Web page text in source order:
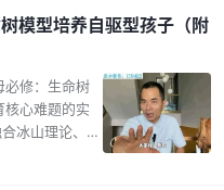
小男孩的不是，一边决定以后
便号召其他家具一起离开，免
的家具与孩子的互动，巧妙地
节中。故事节奏轻快、语言生
模型培养自驱型孩子（附
必修：生命树
核心难题的实
冰山理论、家
拖拉、手机